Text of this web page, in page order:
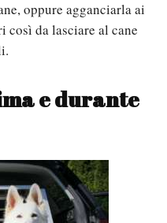
oppure agganciarla ai
così da lasciare al cane
e durante